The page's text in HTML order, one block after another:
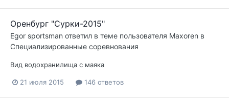
Оренбург "Сурки-2015"
Egor sportsman ответил в теме пользователя Maxoren в
Специализированные соревнования
Вид водохранилища с маяка
21 июля 2015 146 ответов